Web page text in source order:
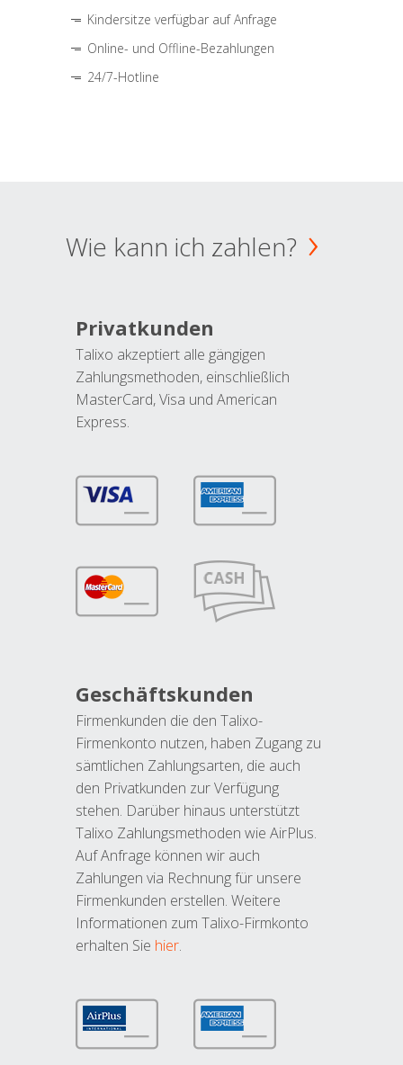
Kindersitze verfügbar auf Anfrage
Online- und Offline-Bezahlungen
24/7-Hotline
Wie kann ich zahlen?
Privatkunden
Talixo akzeptiert alle gängigen
Zahlungsmethoden, einschließlich
MasterCard, Visa und American
Express.
Geschäftskunden
Firmenkunden die den Talixo-
Firmenkonto nutzen, haben Zugang zu
sämtlichen Zahlungsarten, die auch
den Privatkunden zur Verfügung
stehen. Darüber hinaus unterstützt
Talixo Zahlungsmethoden wie AirPlus.
Auf Anfrage können wir auch
Zahlungen via Rechnung für unsere
Firmenkunden erstellen. Weitere
Informationen zum Talixo-Firmkonto
erhalten Sie hier.